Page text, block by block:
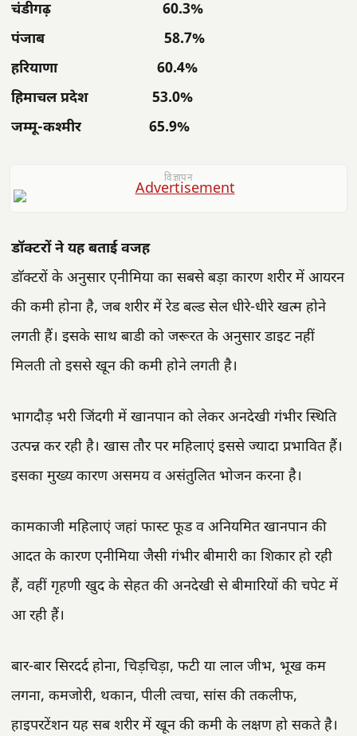
चंडीगढ़ 60.3%
पंजाब 58.7%
हरियाणा 60.4%
हिमाचल प्रदेश 53.0%
जम्मू-कश्मीर 65.9%
विज्ञापन
डॉक्टरों ने यह बताई वजह
डाॅक्टरों के अनुसार एनीमिया का सबसे बड़ा कारण शरीर में आयरन
की कमी होना है, जब शरीर में रेड बल्ड सेल धीरे-धीरे खत्म होने
लगती हैं। इसके साथ बाडी को जरूरत के अनुसार डाइट नहीं
मिलती तो इससे खून की कमी होने लगती है।
भागदौड़ भरी जिंदगी में खानपान को लेकर अनदेखी गंभीर स्थिति
उत्पन्न कर रही है। खास तौर पर महिलाएं इससे ज्यादा प्रभावित हैं।
इसका मुख्य कारण असमय व असंतुलित भोजन करना है।
कामकाजी महिलाएं जहां फास्ट फूड व अनियमित खानपान की
आदत के कारण एनीमिया जैसी गंभीर बीमारी का शिकार हो रही
हैं, वहीं गृहणी खुद के सेहत की अनदेखी से बीमारियों की चपेट में
आ रही हैं।
बार-बार सिरदर्द होना, चिड़चिड़ा, फटी या लाल जीभ, भूख कम
लगना, कमजोरी, थकान, पीली त्वचा, सांस की तकलीफ,
हाइपरटेंशन यह सब शरीर में खून की कमी के लक्षण हो सकते है।